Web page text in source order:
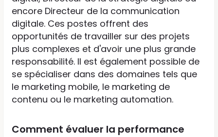
encore Directeur de la communication
digitale. Ces postes offrent des
opportunités de travailler sur des projets
plus complexes et d'avoir une plus grande
responsabilité. Il est également possible de
se spécialiser dans des domaines tels que
le marketing mobile, le marketing de
contenu ou le marketing automation.
Comment évaluer la performance